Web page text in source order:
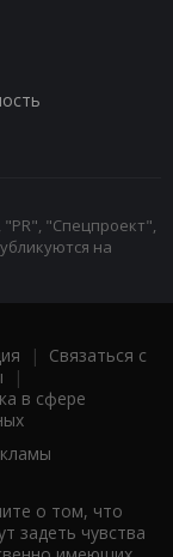
"Спецпроект",
на
| Связаться с
|
в сфере
о том, что
задеть чувства